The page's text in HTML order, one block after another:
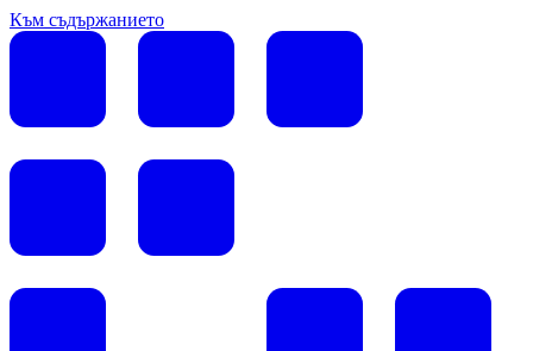
Към съдържанието